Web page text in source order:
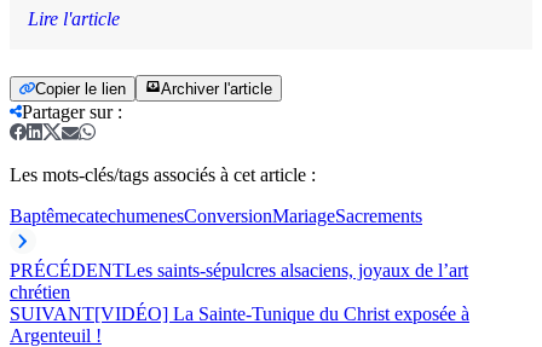
Lire l'article
Copier le lien Archiver l'article
Partager sur:
Les mots-clés/tags associés à cet article :
BaptêmecatechumenesConversionMariageSacrements
PRÉCÉDENTLes saints-sépulcres alsaciens, joyaux de l’art
chrétien
SUIVANT[VIDÉO] La Sainte-Tunique du Christ exposée à
Argenteuil !